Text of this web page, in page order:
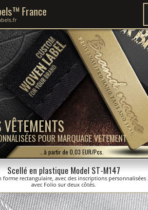
POUR MARQUAGE VETEMENT
France
...à partir de 0,03 EUR/Pcs.
Scellé en plastique Model ST-M147
forme rectangulaire, avec des inscriptions personnalisées
avec Folio sur deux côtés.